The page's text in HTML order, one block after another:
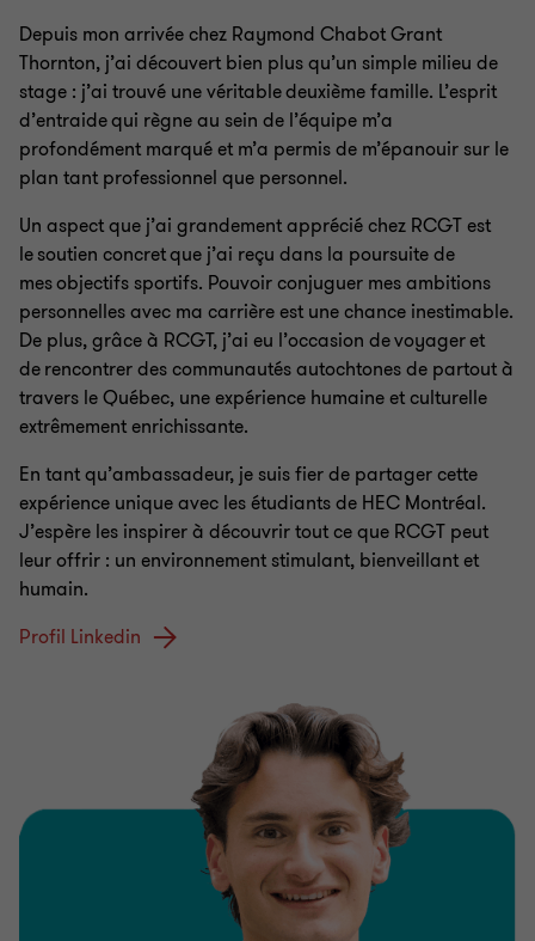
Depuis mon arrivée chez Raymond Chabot Grant
Thornton, j’ai découvert bien plus qu’un simple milieu de
stage : j’ai trouvé une véritable deuxième famille. L’esprit
d’entraide qui règne au sein de l’équipe m’a
profondément marqué et m’a permis de m’épanouir sur le
plan tant professionnel que personnel.
Un aspect que j’ai grandement apprécié chez RCGT est
le soutien concret que j’ai reçu dans la poursuite de
mes objectifs sportifs. Pouvoir conjuguer mes ambitions
personnelles avec ma carrière est une chance inestimable.
De plus, grâce à RCGT, j’ai eu l’occasion de voyager et
de rencontrer des communautés autochtones de partout à
travers le Québec, une expérience humaine et culturelle
extrêmement enrichissante.
En tant qu’ambassadeur, je suis fier de partager cette
expérience unique avec les étudiants de HEC Montréal.
J’espère les inspirer à découvrir tout ce que RCGT peut
leur offrir : un environnement stimulant, bienveillant et
humain.
Profil Linkedin